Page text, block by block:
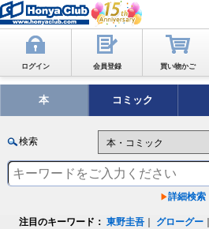
ログイン 会員登録 買い物かご
本 コミック
検索
詳細検索
注目のキーワード： 東野圭吾 グローグー